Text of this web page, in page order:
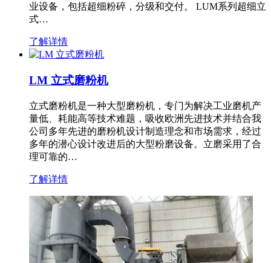
业设备，包括超细粉碎，分级和交付。 LUM系列超细立
式…
了解详情
LM 立式磨粉机
立式磨粉机是一种大型磨粉机，专门为解决工业磨机产
量低、耗能高等技术难题，吸收欧洲先进技术并结合我
公司多年先进的磨粉机设计制造理念和市场需求，经过
多年的潜心设计改进后的大型粉磨设备。立磨采用了合
理可靠的…
了解详情